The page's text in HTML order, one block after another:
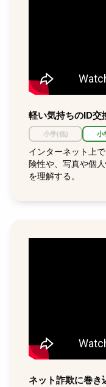
軽い気持ちのID交
小学(低) 小
インターネット上
険性や、写真や個
を理解する。
ネット詐欺に巻き